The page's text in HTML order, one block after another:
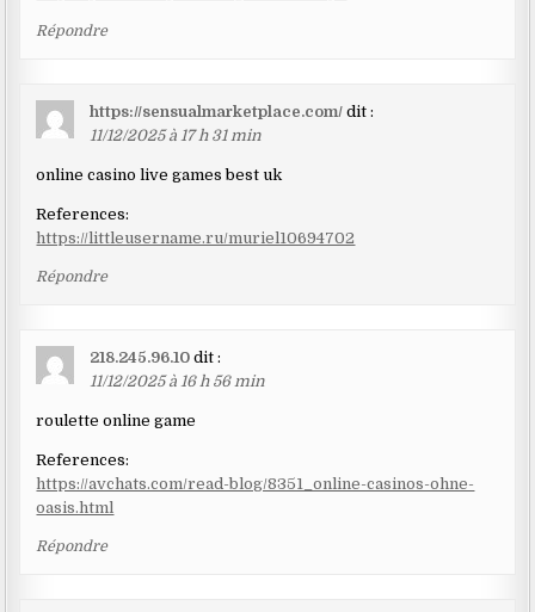
Répondre
https://sensualmarketplace.com/ dit :
11/12/2025 à 17 h 31 min
online casino live games best uk
References:
https://littleusername.ru/muriel10694702
Répondre
218.245.96.10 dit :
11/12/2025 à 16 h 56 min
roulette online game
References:
https://avchats.com/read-blog/8351_online-casinos-ohne-
oasis.html
Répondre